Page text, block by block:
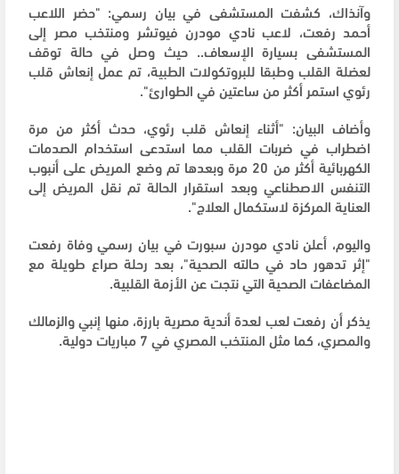
وآنذاك، كشفت المستشفى في بيان رسمي: "حضر اللاعب
أحمد رفعت، لاعب نادي مودرن فيوتشر ومنتخب مصر إلى
المستشفى بسيارة الإسعاف.. حيث وصل في حالة توقف
لعضلة القلب وطبقا للبروتكولات الطبية، تم عمل إنعاش قلب
رئوي استمر أكثر من ساعتين في الطوارئ".
وأضاف البيان: "أثناء إنعاش قلب رئوي، حدث أكثر من مرة
اضطراب في ضربات القلب مما استدعى استخدام الصدمات
الكهربائية أكثر من 20 مرة وبعدها تم وضع المريض على أنبوب
التنفس الاصطناعي وبعد استقرار الحالة تم نقل المريض إلى
العناية المركزة لاستكمال العلاج".
واليوم، أعلن نادي مودرن سبورت في بيان رسمي وفاة رفعت
"إثر تدهور حاد في حالته الصحية"، بعد رحلة صراع طويلة مع
المضاعفات الصحية التي نتجت عن الأزمة القلبية.
يذكر أن رفعت لعب لعدة أندية مصرية بارزة، منها إنبي والزمالك
والمصري، كما مثل المنتخب المصري في 7 مباريات دولية.